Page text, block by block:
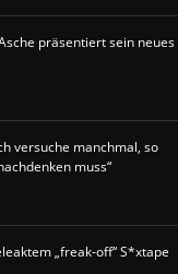
präsentiert sein neues
versuche manchmal, so
muss“
„freak-off“ S*xtape